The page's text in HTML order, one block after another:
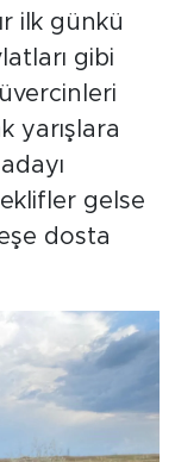
ilk günkü
gibi
yarışlara
gelse
dosta